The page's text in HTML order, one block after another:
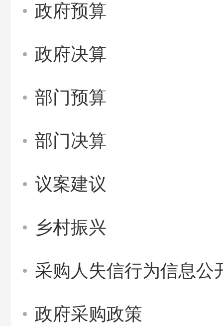
政府预算
政府决算
部门预算
部门决算
议案建议
乡村振兴
采购人失信行为信息公
政府采购政策